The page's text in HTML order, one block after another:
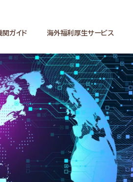
関ガイド 海外福利厚生サービス